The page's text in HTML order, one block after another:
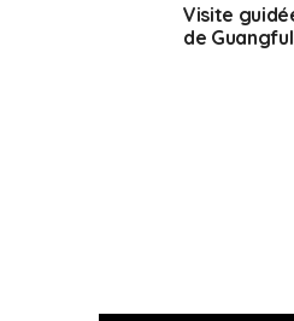
Visite
de